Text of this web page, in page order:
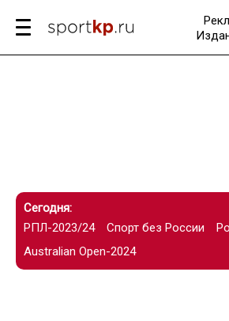
Сегодня:
РПЛ-2023/24
Спорт без России
Australian Open-2024